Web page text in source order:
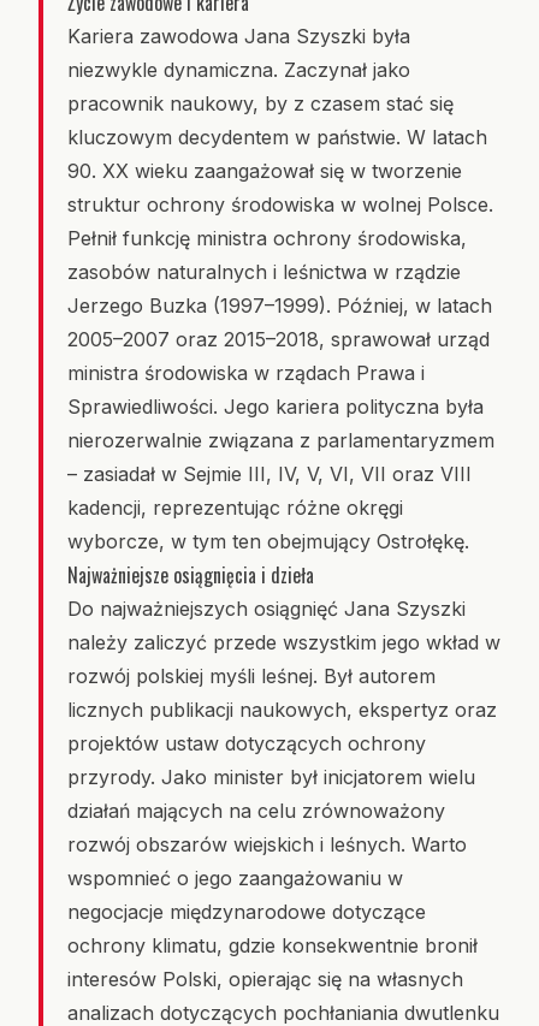
Kariera zawodowa Jana Szyszki była
niezwykle dynamiczna. Zaczynał jako
pracownik naukowy, by z czasem stać się
kluczowym decydentem w państwie. W latach
90. XX wieku zaangażował się w tworzenie
struktur ochrony środowiska w wolnej Polsce.
Pełnił funkcję ministra ochrony środowiska,
zasobów naturalnych i leśnictwa w rządzie
Jerzego Buzka (1997–1999). Później, w latach
2005–2007 oraz 2015–2018, sprawował urząd
ministra środowiska w rządach Prawa i
Sprawiedliwości. Jego kariera polityczna była
nierozerwalnie związana z parlamentaryzmem
– zasiadał w Sejmie III, IV, V, VI, VII oraz VIII
kadencji, reprezentując różne okręgi
wyborcze, w tym ten obejmujący Ostrołękę.
Najważniejsze osiągnięcia i dzieła
Do najważniejszych osiągnięć Jana Szyszki
należy zaliczyć przede wszystkim jego wkład w
rozwój polskiej myśli leśnej. Był autorem
licznych publikacji naukowych, ekspertyz oraz
projektów ustaw dotyczących ochrony
przyrody. Jako minister był inicjatorem wielu
działań mających na celu zrównoważony
rozwój obszarów wiejskich i leśnych. Warto
wspomnieć o jego zaangażowaniu w
negocjacje międzynarodowe dotyczące
ochrony klimatu, gdzie konsekwentnie bronił
interesów Polski, opierając się na własnych
analizach dotyczących pochłaniania dwutlenku